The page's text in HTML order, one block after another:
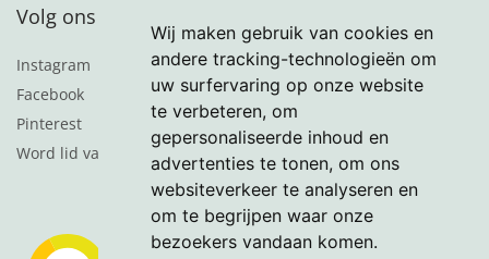
Wij maken gebruik van cookies en
andere tracking-technologieën om
uw surfervaring op onze website
te verbeteren, om
gepersonaliseerde inhoud en
advertenties te tonen, om ons
websiteverkeer te analyseren en
om te begrijpen waar onze
bezoekers vandaan komen.
Volg ons
Instagram
Facebook
Pinterest
Word lid van de nieuwsbrief